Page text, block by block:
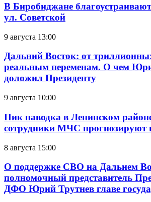
В Биробиджане
ул. Советской
9 августа 13:00
Дальний Восток: от
реальным переменам. О чем
доложил Президенту
9 августа 10:00
Пик паводка в Ленинском
сотрудники МЧС прогнозируют
8 августа 15:00
О поддержке СВО на Дальнем
полномочный представитель
ДФО Юрий Трутнев главе